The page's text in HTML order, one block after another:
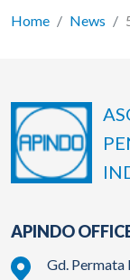
Home News
APINDO
Gd. Permata